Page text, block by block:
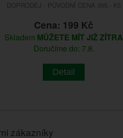
DOPRODEJ - PŮVODNÍ CENA 395.- Kč
Cena: 199 Kč
Skladem MŮŽETE MÍT JIŽ ZÍTRA
Doručíme do: 7.8.
Detail
zákazníky